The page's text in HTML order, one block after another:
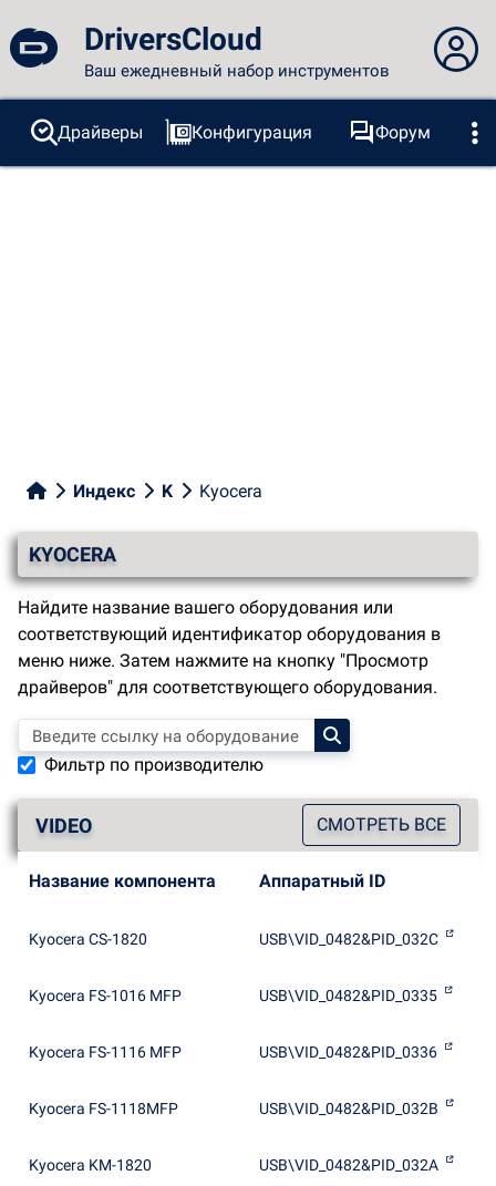
DriversCloud
Ваш ежедневный набор инструментов
Вы не вошли в систему...
Вход на сайт
Драйверы Конфигурация
Форум
Зонды
BSOD Инструменты
Индекс K Kyocera
KYOCERA
Найдите название вашего оборудования или
соответствующий идентификатор оборудования в
меню ниже. Затем нажмите на кнопку "Просмотр
драйверов" для соответствующего оборудования.
Фильтр по производителю
VIDEO СМОТРЕТЬ ВСЕ
Название компонента Аппаратный ID
Kyocera CS-1820 USB\VID_0482&PID_032C
Kyocera FS-1016 MFP USB\VID_0482&PID_0335
Kyocera FS-1116 MFP USB\VID_0482&PID_0336
Kyocera FS-1118MFP USB\VID_0482&PID_032B
Kyocera KM-1820 USB\VID_0482&PID_032A